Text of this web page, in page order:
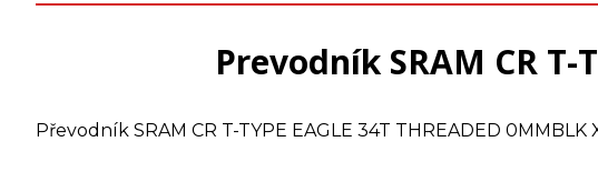
Prevodník SRAM CR T-
Převodník SRAM CR T-TYPE EAGLE 34T THREADED 0MMBLK